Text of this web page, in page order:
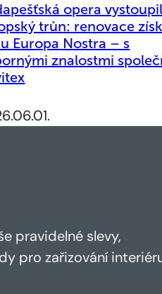
opera
trůn: renovace
Europa Nostra – s
znalostmi
pravidelné slevy,
pro zařizování